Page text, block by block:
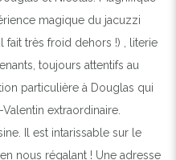
magique du jacuzzi
fait très froid dehors !) , literie
toujours attentifs au
particulière à Douglas qui
extraordinaire.
Il est intarissable sur le
nous régalant ! Une adresse